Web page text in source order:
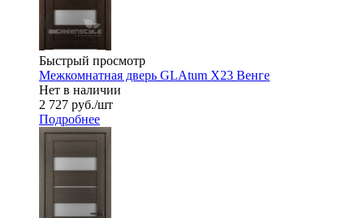
Быстрый просмотр
Межкомнатная дверь GLAtum X23 Венге
Нет в наличии
2 727 руб./шт
Подробнее